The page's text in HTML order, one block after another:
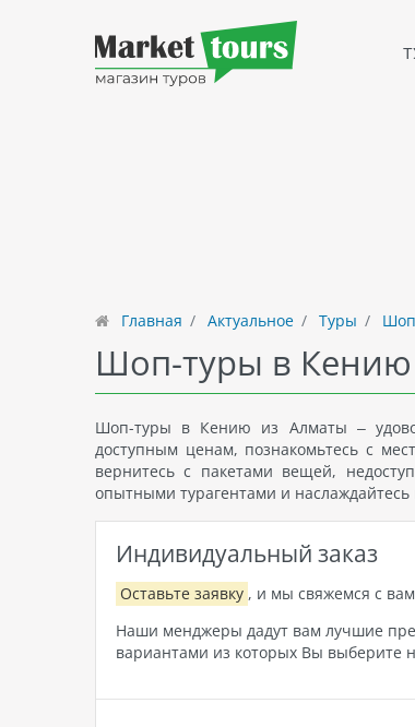
Главная Актуальное Туры
Шоп-туры в
Шоп-туры в Кению из Алматы –
доступным ценам, познакомьтесь с
вернитесь с пакетами вещей,
опытными турагентами и
Индивидуальный заказ
Оставьте заявку , и мы свяжемся с
Наши менджеры дадут вам лучшие
вариантами из которых Вы выберите